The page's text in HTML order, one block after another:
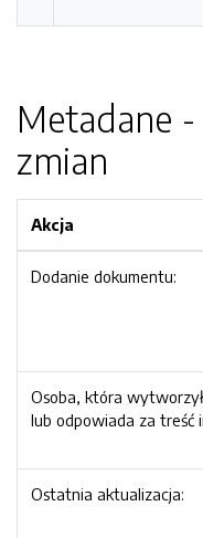
Metadane
zmian
Akcja
Dodanie dokumentu:
Osoba, która
lub odpowiada za treść
Ostatnia aktualizacja: